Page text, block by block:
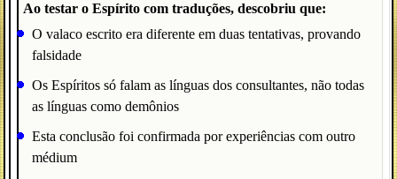
Ao testar o Espírito com traduções, descobriu que:
O valaco escrito era diferente em duas tentativas, provando
falsidade
Os Espíritos só falam as línguas dos consultantes, não todas
as línguas como demônios
Esta conclusão foi confirmada por experiências com outro
médium